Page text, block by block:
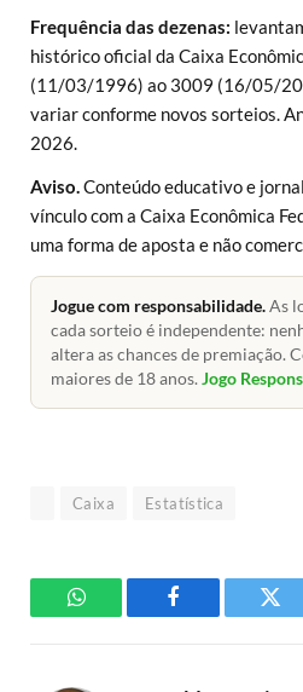
Frequência das dezenas:
histórico oficial da Caixa
(11/03/1996) ao 3009 (16/05/
variar conforme novos sorteios.
2026.
Aviso.Conteúdo educativo e
vínculo com a Caixa Econômica
uma forma de aposta e não
Jogue com responsabilidade.As
cada sorteio é independente:
altera as chances de premiação.
maiores de 18 anos. Jogo
Caixa Estatística
WhatsAppFacebook